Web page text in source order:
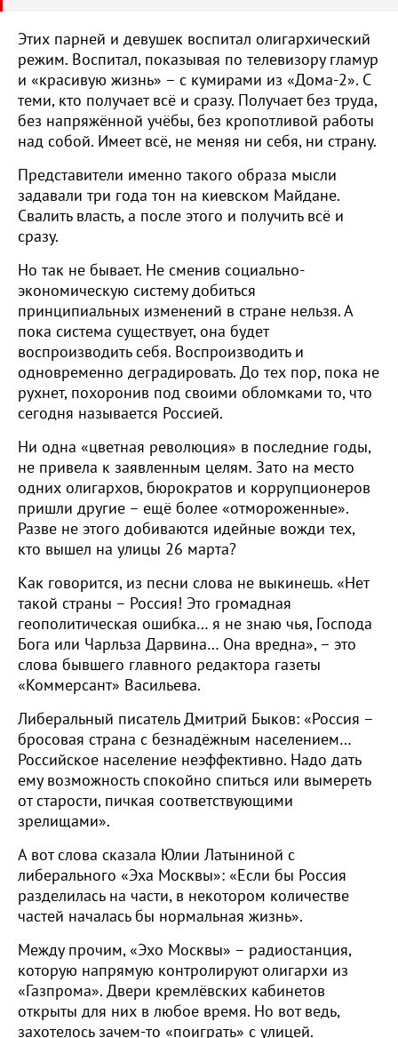
Этих парней и девушек воспитал олигархический
режим. Воспитал, показывая по телевизору гламур
и «красивую жизнь» – с кумирами из «Дома-2». С
теми, кто получает всё и сразу. Получает без труда,
без напряжённой учёбы, без кропотливой работы
над собой. Имеет всё, не меняя ни себя, ни страну.
Представители именно такого образа мысли
задавали три года тон на киевском Майдане.
Свалить власть, а после этого и получить всё и
сразу.
Но так не бывает. Не сменив социально-
экономическую систему добиться
принципиальных изменений в стране нельзя. А
пока система существует, она будет
воспроизводить себя. Воспроизводить и
одновременно деградировать. До тех пор, пока не
рухнет, похоронив под своими обломками то, что
сегодня называется Россией.
Ни одна «цветная революция» в последние годы,
не привела к заявленным целям. Зато на место
одних олигархов, бюрократов и коррупционеров
пришли другие – ещё более «отмороженные».
Разве не этого добиваются идейные вожди тех,
кто вышел на улицы 26 марта?
Как говорится, из песни слова не выкинешь. «Нет
такой страны – Россия! Это громадная
геополитическая ошибка… я не знаю чья, Господа
Бога или Чарльза Дарвина… Она вредна», – это
слова бывшего главного редактора газеты
«Коммерсант» Васильева.
Либеральный писатель Дмитрий Быков: «Россия –
бросовая страна с безнадёжным населением…
Российское население неэффективно. Надо дать
ему возможность спокойно спиться или вымереть
от старости, пичкая соответствующими
зрелищами».
А вот слова сказала Юлии Латыниной с
либерального «Эха Москвы»: «Если бы Россия
разделилась на части, в некотором количестве
частей началась бы нормальная жизнь».
Между прочим, «Эхо Москвы» – радиостанция,
которую напрямую контролируют олигархи из
«Газпрома». Двери кремлёвских кабинетов
открыты для них в любое время. Но вот ведь,
захотелось зачем-то «поиграть» с улицей.